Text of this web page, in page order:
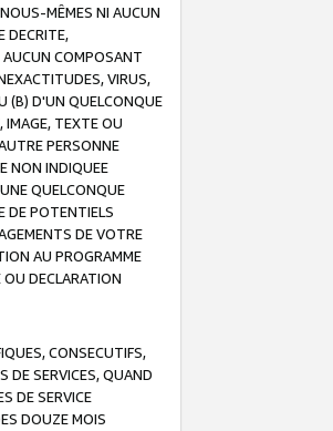
MÊMES NI AUCUN
DECRITE,
AUCUN COMPOSANT
VIRUS,
(B) D'UN QUELCONQUE
IMAGE, TEXTE OU
PERSONNE
NON INDIQUEE
QUELCONQUE
DE POTENTIELS
DE VOTRE
AU PROGRAMME
DECLARATION
CONSECUTIFS,
DE SERVICES, QUAND
DE SERVICE
DOUZE MOIS